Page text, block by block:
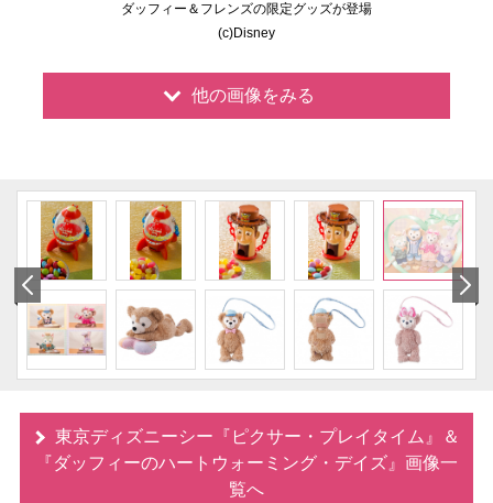
ダッフィー＆フレンズの限定グッズが登場
(c)Disney
他の画像をみる
東京ディズニーシー『ピクサー・プレイタイム』＆
『ダッフィーのハートウォーミング・デイズ』画像一
覧へ